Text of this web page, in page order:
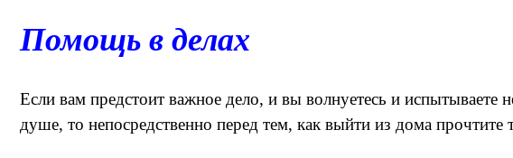
Помощь в делах
Если вам предстоит важное дело, и вы волнуетесь и испытываете
душе, то непосредственно перед тем, как выйти из дома прочтите